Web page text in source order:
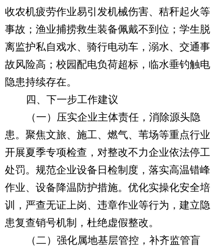
收农机疲劳作业易引发机械伤害、秸秆起火等
事故；渔业捕捞救生装备佩戴不到位；学生脱
离监护私自戏水、骑行电动车，溺水、交通事
故风险高；校园配电负荷超标，临水垂钓触电
隐患持续存在。
四、下一步工作建议
（一）压实企业主体责任，消除源头隐
患。 聚焦文旅、施工、燃气、苇场等重点行业
开展夏季专项检查，对整改不力企业依法停工
处罚。规范企业设备日检制度，落实高温错峰
作业、设备降温防护措施。优化实操化安全培
训，严查无证上岗、违章作业等行为，建立隐
患复查销号机制，杜绝虚假整改。
（二）强化属地基层管控，补齐监管盲